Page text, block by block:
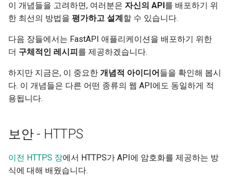
폼 데이터
폼 모델
파일 요청
폼 및 파일 요청
JSON 호환 가능 인코더
Lifespan 이벤트
WebSocket 테스트하기
시작 - 종료
오버라이드로 의존성 테스트
비동기 테스트
설정과 환경 변수
프로세스당 메모리
서버 메모리
여러 프로세스 - 예시
복제 도구와 전략 예시
리소스 활용
OpenAPI
Security Tools
Encoders - jsonable_encoder
Static Files - StaticFiles
Test Client - TestClient
이 개념들을 고려하면, 여러분은 자신의 API를 배포하기 위
한 최선의 방법을 평가하고 설계할 수 있습니다.
다음 장들에서는 FastAPI 애플리케이션을 배포하기 위한
더 구체적인 레시피를 제공하겠습니다.
하지만 지금은, 이 중요한 개념적 아이디어들을 확인해 봅시
다. 이 개념들은 다른 어떤 종류의 웹 API에도 동일하게 적
용됩니다. 💡
보안 - HTTPS
이전 HTTPS 장에서 HTTPS가 API에 암호화를 제공하는 방
식에 대해 배웠습니다.